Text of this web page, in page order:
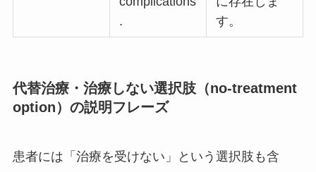
.
す。
代替治療・治療しない選択肢（no-treatment
option）の説明フレーズ
患者には「治療を受けない」という選択肢も含